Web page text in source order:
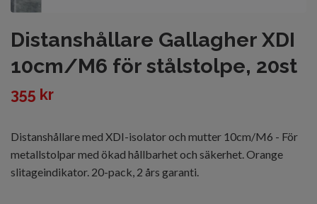
Distanshållare Gallagher XDI
10cm/M6 för stålstolpe, 20st
355 kr
Distanshållare med XDI-isolator och mutter 10cm/M6 - För
metallstolpar med ökad hållbarhet och säkerhet. Orange
slitageindikator. 20-pack, 2 års garanti.